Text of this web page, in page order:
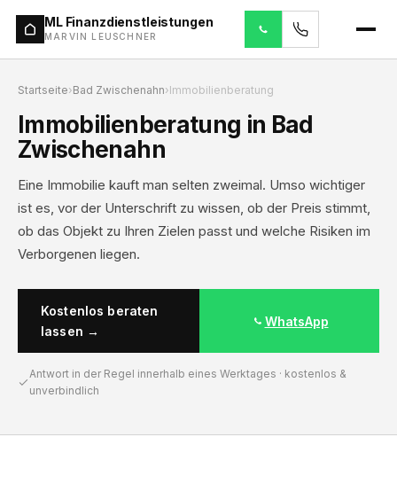
ML Finanzdienstleistungen
MARVIN LEUSCHNER
Startseite›Bad Zwischenahn›Immobilienberatung
Immobilienberatung in Bad
Zwischenahn
Eine Immobilie kauft man selten zweimal. Umso wichtiger
ist es, vor der Unterschrift zu wissen, ob der Preis stimmt,
ob das Objekt zu Ihren Zielen passt und welche Risiken im
Verborgenen liegen.
Kostenlos beraten
lassen →
WhatsApp
Antwort in der Regel innerhalb eines Werktages · kostenlos &
unverbindlich